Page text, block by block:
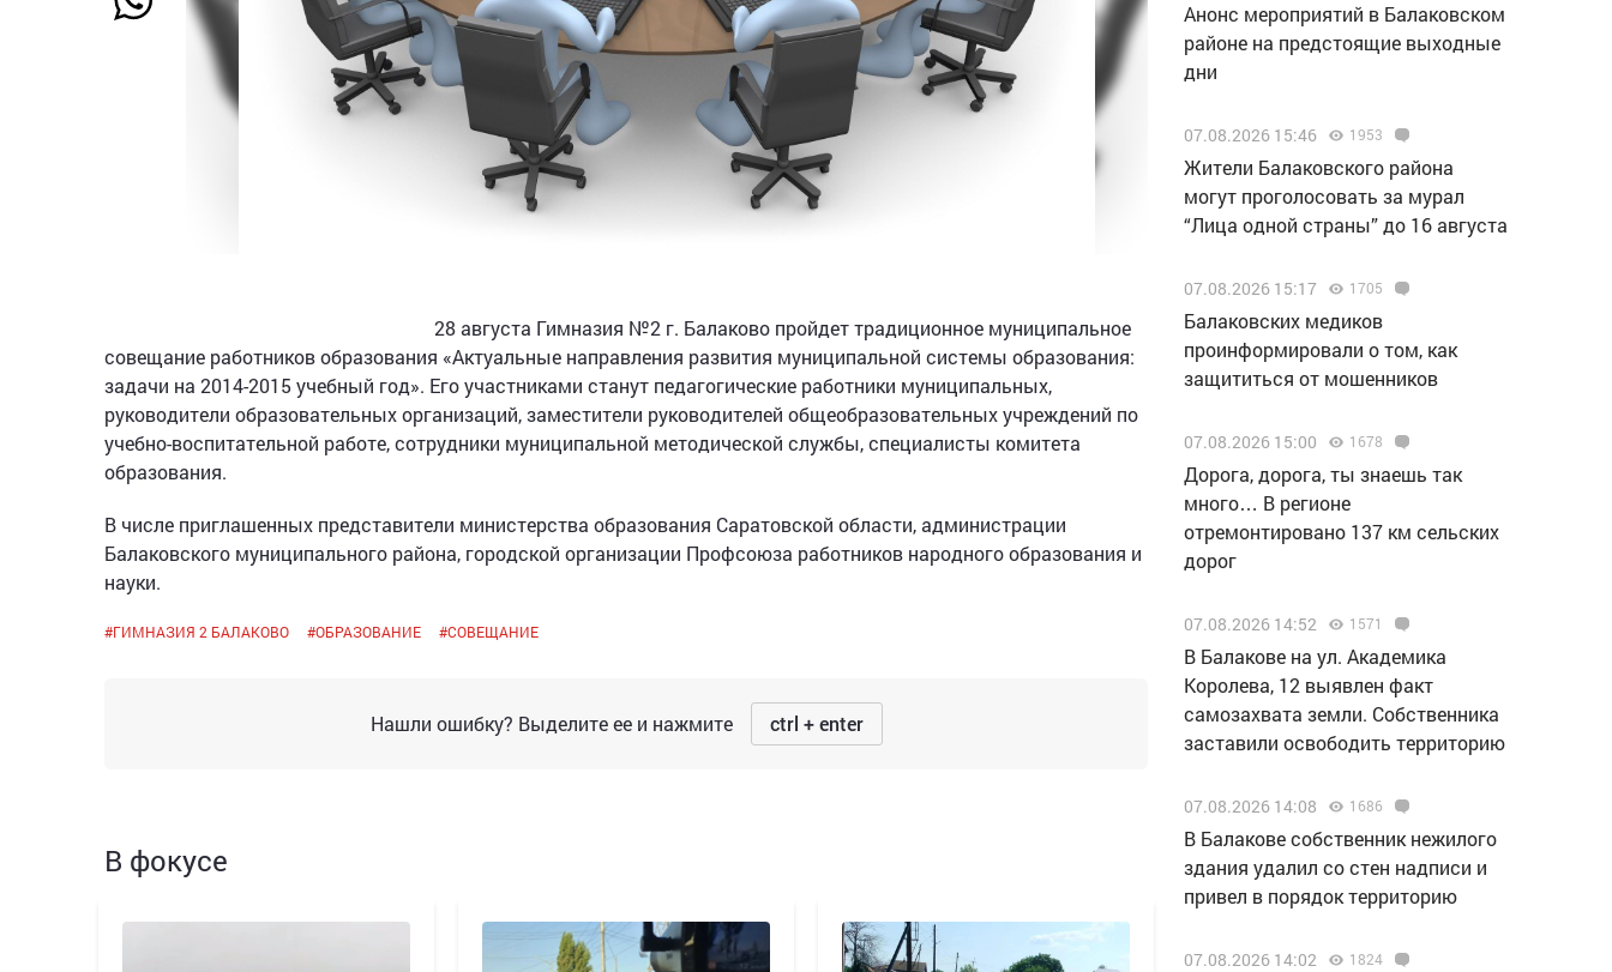
28 августа Гимназия №2 г. Балаково пройдет традиционное муниципальное
совещание работников образования «Актуальные направления развития муниципальной системы образования:
задачи на 2014-2015 учебный год». Его участниками станут педагогические работники муниципальных,
руководители образовательных организаций, заместители руководителей общеобразовательных учреждений по
учебно-воспитательной работе, сотрудники муниципальной методической службы, специалисты комитета
образования.
В числе приглашенных представители министерства образования Саратовской области, администрации
Балаковского муниципального района, городской организации Профсоюза работников народного образования и
науки.
#ГИМНАЗИЯ 2 БАЛАКОВО #ОБРАЗОВАНИЕ #СОВЕЩАНИЕ
Нашли ошибку? Выделите ее и нажмите ctrl + enter
В фокусе
Анонс мероприятий в Балаковском
районе на предстоящие выходные
дни
07.08.2026 15:46 1953
Жители Балаковского района
могут проголосовать за мурал
“Лица одной страны” до 16 августа
07.08.2026 15:17 1705
Балаковских медиков
проинформировали о том, как
защититься от мошенников
07.08.2026 15:00 1678
Дорога, дорога, ты знаешь так
много… В регионе
отремонтировано 137 км сельских
дорог
07.08.2026 14:52 1571
В Балакове на ул. Академика
Королева, 12 выявлен факт
самозахвата земли. Собственника
заставили освободить территорию
07.08.2026 14:08 1686
В Балакове собственник нежилого
здания удалил со стен надписи и
привел в порядок территорию
07.08.2026 14:02 1824